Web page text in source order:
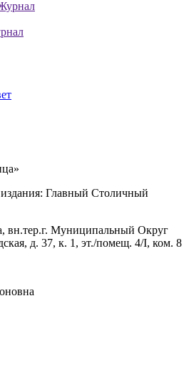
Главный Столичный
вн.тер.г. Муниципальный Округ
д. 37, к. 1, эт./помещ. 4/I, ком. 8